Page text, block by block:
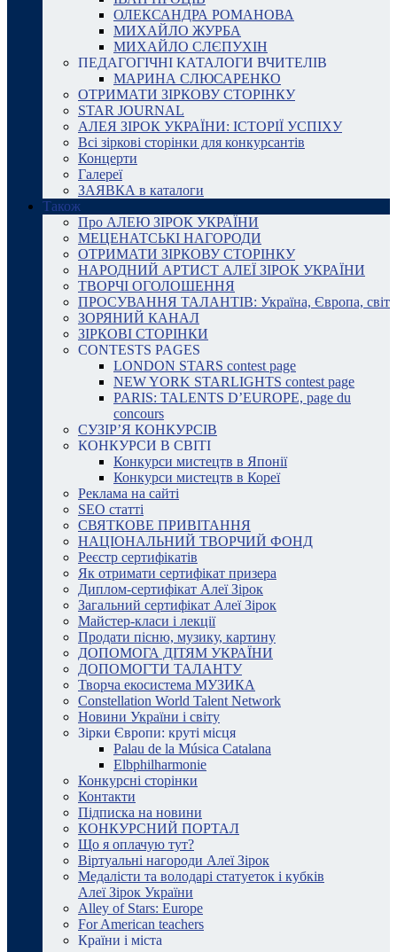
ОЛЕКСАНДРА РОМАНОВА
МИХАЙЛО ЖУРБА
МИХАЙЛО СЛЄПУХІН
ПЕДАГОГІЧНІ КАТАЛОГИ ВЧИТЕЛІВ
МАРИНА СЛЮСАРЕНКО
ОТРИМАТИ ЗІРКОВУ СТОРІНКУ
STAR JOURNAL
АЛЕЯ ЗІРОК УКРАЇНИ: ІСТОРІЇ УСПІХУ
Всі зіркові сторінки для конкурсантів
Концерти
Галереї
ЗАЯВКА в каталоги
Також
Про АЛЕЮ ЗІРОК УКРАЇНИ
МЕЦЕНАТСЬКІ НАГОРОДИ
ОТРИМАТИ ЗІРКОВУ СТОРІНКУ
НАРОДНИЙ АРТИСТ АЛЕЇ ЗІРОК УКРАЇНИ
ТВОРЧІ ОГОЛОШЕННЯ
ПРОСУВАННЯ ТАЛАНТІВ: Україна, Європа, світ
ЗОРЯНИЙ КАНАЛ
ЗІРКОВІ СТОРІНКИ
CONTESTS PAGES
LONDON STARS contest page
NEW YORK STARLIGHTS contest page
PARIS: TALENTS D’EUROPE, page du
concours
СУЗІР’Я КОНКУРСІВ
КОНКУРСИ В СВІТІ
Конкурси мистецтв в Японії
Конкурси мистецтв в Кореї
Реклама на сайті
SEO статті
СВЯТКОВЕ ПРИВІТАННЯ
НАЦІОНАЛЬНИЙ ТВОРЧИЙ ФОНД
Реєстр сертифікатів
Як отримати сертифікат призера
Диплом-сертифікат Алеї Зірок
Загальний сертифікат Алеї Зірок
Майстер-класи і лекції
Продати пісню, музику, картину
ДОПОМОГА ДІТЯМ УКРАЇНИ
ДОПОМОГТИ ТАЛАНТУ
Творча екосистема МУЗИКА
Constellation World Talent Network
Новини України і світу
Зірки Європи: круті місця
Palau de la Música Catalana
Elbphilharmonie
Конкурсні сторінки
Контакти
Підписка на новини
КОНКУРСНИЙ ПОРТАЛ
Що я оплачую тут?
Віртуальні нагороди Алеї Зірок
Медалісти та володарі статуеток і кубків
Алеї Зірок України
Alley of Stars: Europe
For American teachers
Країни і міста